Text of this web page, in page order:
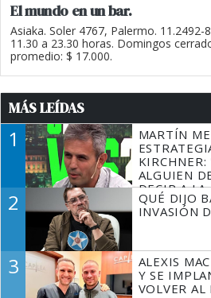
El mundo en un bar.
Asiaka. Soler 4767, Palermo. 11.2492-
11.30 a 23.30 horas. Domingos
promedio: $ 17.000.
MÁS LEÍDAS
1
MARTÍN
ALGUIEN
DECIR A
TIENE QUE
2
QUÉ DIJO
INVASIÓN
3
ALEXIS
Y SE
VOLVER AL